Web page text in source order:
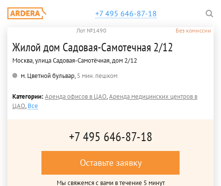
+7 495 646-87-18
Лот №1490 Без комиссии
Жилой дом Садовая-Самотечная 2/12
Москва, улица Садовая-Самотёчная, дом 2/12
м. Цветной бульвар,5 мин. пешком
Категории:Аренда офисов в ЦАО,Аренда медицинских центров в
ЦАО,Все
+7 495 646-87-18
Оставьте заявку
Мы свяжемся с вами в течение 5 минут